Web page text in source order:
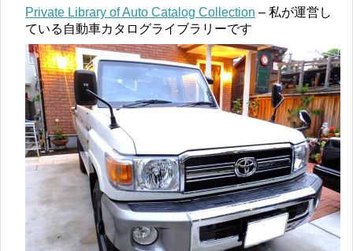
Private Library of Auto Catalog Collection – 私が運営し
ている自動車カタログライブラリーです